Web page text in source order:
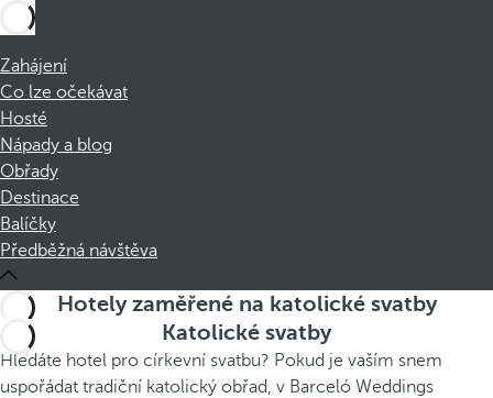
Zahájení
Co lze očekávat
Hosté
Nápady a blog
Obřady
Destinace
Balíčky
Předběžná návštěva
Hotely zaměřené na katolické svatby
Katolické svatby
Hledáte hotel pro církevní svatbu? Pokud je vaším snem
uspořádat tradiční katolický obřad, v Barceló Weddings